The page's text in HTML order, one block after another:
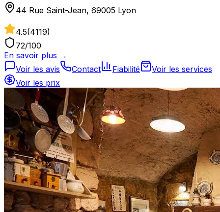
44 Rue Saint-Jean, 69005 Lyon
4.5(4119)
72/100
En savoir plus →
Voir les avis
Contact Fiabilité
Voir les services
Voir les prix